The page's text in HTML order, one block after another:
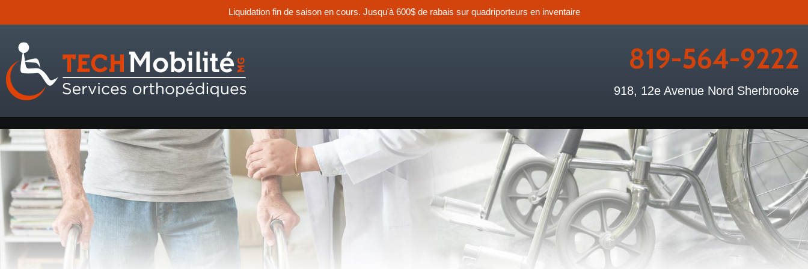
Liquidation fin de saison en cours. Jusqu'à 600$ de rabais sur quadriporteurs en inventaire
819-564-9222
918, 12e Avenue Nord Sherbrooke